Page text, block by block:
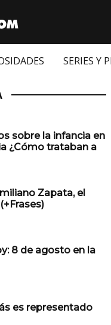
SERIES Y
sobre la infancia en
¿Cómo trataban a
Zapata, el
8 de agosto en la
es representado